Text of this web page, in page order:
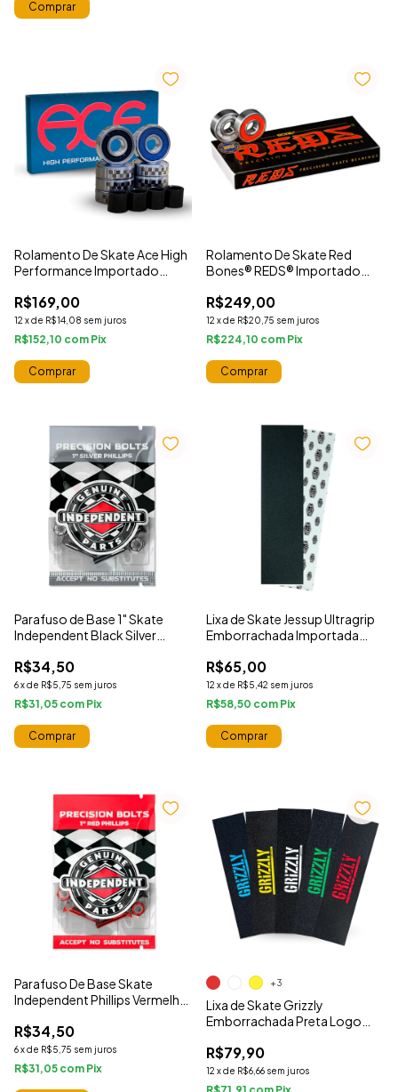
Comprar
Rolamento De Skate Ace High
Performance Importado
R$169,00
12 xde R$14,08 sem juros
R$152,10 com
Rolamento De Skate Red
Bones® REDS® Importado
R$249,00
12 xde R$20,75 sem juros
R$224,10 com
Parafuso de Base 1" Skate
Independent Black Silver
R$34,50
6xde R$5,75 sem juros
R$31,05 com
Comprar
Lixa de Skate Jessup Ultragrip
Emborrachada Importada
R$65,00
12 xde R$5,42 sem juros
R$58,50 com
Parafuso De Base Skate
Independent Phillips Vermelho
R$34,50
6xde R$5,75 sem juros
R$31,05 com
Lixa de Skate Grizzly
Emborrachada Preta Logo
R$79,90
12 xde R$6,66 sem juros
+3